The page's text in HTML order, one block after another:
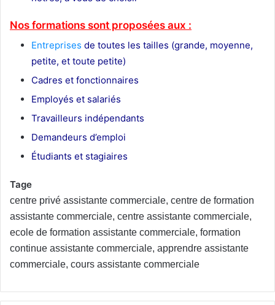
Nos formations sont proposées aux :
Entreprises de toutes les tailles (grande, moyenne,
petite, et toute petite)
Cadres et fonctionnaires
Employés et salariés
Travailleurs indépendants
Demandeurs d’emploi
Étudiants et stagiaires
Tage
centre privé assistante commerciale, centre de formation
assistante commerciale, centre assistante commerciale,
ecole de formation assistante commerciale, formation
continue assistante commerciale, apprendre assistante
commerciale, cours assistante commerciale